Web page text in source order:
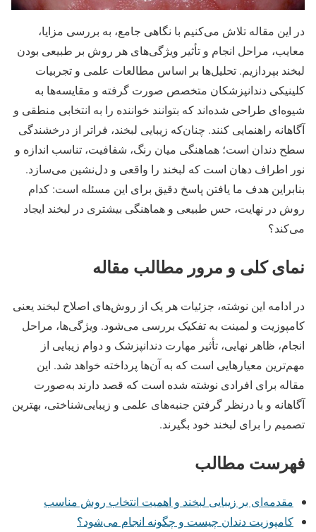
در این مقاله تلاش می‌کنیم با نگاهی جامع، به بررسی مزایا،
معایب، مراحل انجام و تأثیر ویژگی‌های هر روش بر طبیعی بودن
لبخند بپردازیم. تحلیل‌ها بر اساس مطالعات علمی و تجربیات
کلینیکی دندانپزشکان متخصص صورت گرفته و مقایسه‌ها به
شیوه‌ای طراحی شده‌اند که بتوانند خواننده را به انتخابی منطقی و
آگاهانه راهنمایی کنند. چنان‌که زیبایی لبخند، فراتر از درخشندگی
سطح دندان است؛ هماهنگی میان رنگ، شفافیت، تناسب اندازه و
نور اطراف دهان است که لبخند را واقعی و دل‌نشین می‌سازد.
بنابراین هدف ما یافتن پاسخ دقیق برای این مسئله است: کدام
روش در نهایت، حس طبیعی و هماهنگی بیشتری در لبخند ایجاد
می‌کند؟
نمای کلی و مرور مطالب مقاله
در ادامه این نوشته، جزئیات هر یک از روش‌های اصلاح لبخند یعنی
کامپوزیت و لمینت به تفکیک بررسی می‌شود. ویژگی‌ها، مراحل
انجام، ظاهر نهایی، تأثیر مهارت دندانپزشک و دوام زیبایی از
مهم‌ترین معیارهایی است که به آن‌ها پرداخته خواهد شد. این
مقاله برای افرادی نوشته شده است که قصد دارند به‌صورت
آگاهانه و با درنظر گرفتن جنبه‌های علمی و زیبایی‌شناختی، بهترین
تصمیم را برای لبخند خود بگیرند.
فهرست مطالب
مقدمه‌ای بر زیبایی لبخند و اهمیت انتخاب روش مناسب
کامپوزیت دندان چیست و چگونه انجام می‌شود؟